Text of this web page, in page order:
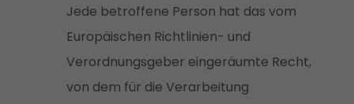
Jede betroffene Person hat das vom
Europäischen Richtlinien- und
Verordnungsgeber eingeräumte Recht,
von dem für die Verarbeitung